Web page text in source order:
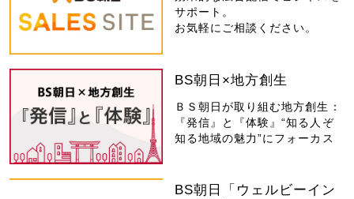
サポート。
お気軽にご相談ください。
BS朝日×地方創生
ＢＳ朝日が取り組む地方創生：
『発信』と『体験』“知る人ぞ
知る地域の魅力”にフォーカス
BS朝日「ウェルビーイン